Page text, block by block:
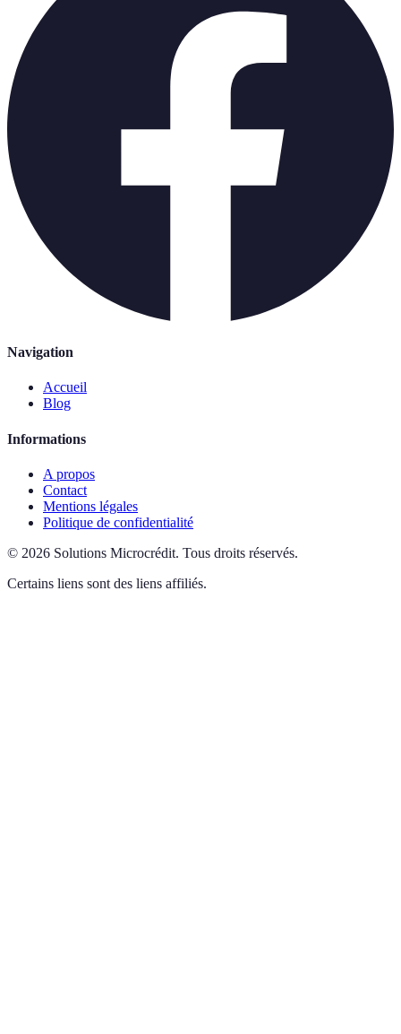
Navigation
Accueil
Blog
Informations
A propos
Contact
Mentions légales
Politique de confidentialité
© 2026 Solutions Microcrédit. Tous droits réservés.
Certains liens sont des liens affiliés.